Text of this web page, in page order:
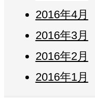
2016年4月
2016年3月
2016年2月
2016年1月